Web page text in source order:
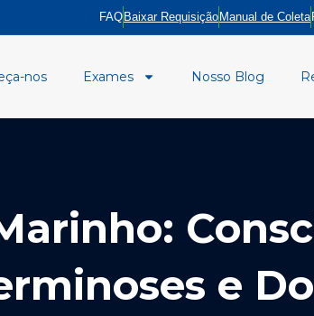
FAQ Baixar Requisição Manual de Coleta
nos Exames Nosso Blog
e